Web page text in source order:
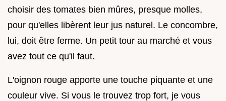
choisir des tomates bien mûres, presque molles,
pour qu'elles libèrent leur jus naturel. Le concombre,
lui, doit être ferme. Un petit tour au marché et vous
avez tout ce qu'il faut.
L'oignon rouge apporte une touche piquante et une
couleur vive. Si vous le trouvez trop fort, je vous